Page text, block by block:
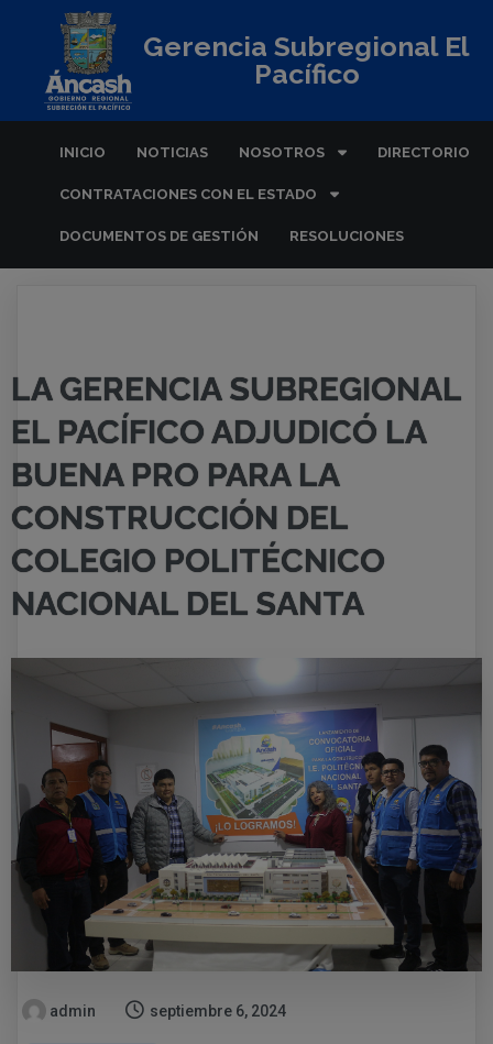
Gerencia Subregional El
Pacífico
INICIO NOTICIAS NOSOTROS DIRECTORIO
CONTRATACIONES CON EL ESTADO
DOCUMENTOS DE GESTIÓN RESOLUCIONES
LA GERENCIA SUBREGIONAL
EL PACÍFICO ADJUDICÓ LA
BUENA PRO PARA LA
CONSTRUCCIÓN DEL
COLEGIO POLITÉCNICO
NACIONAL DEL SANTA
admin septiembre 6, 2024